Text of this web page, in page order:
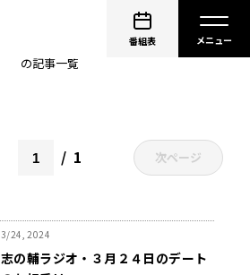
番組表
の記事一覧
1 次ページ
3/24, 2024
志の輔ラジオ・３月２４日のデート